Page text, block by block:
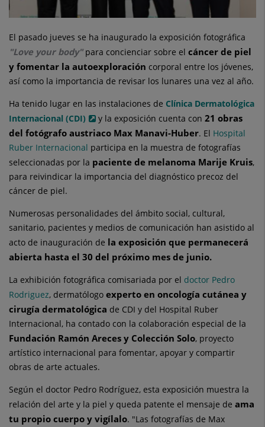
El pasado jueves se ha inaugurado la exposición fotográfica
"Love your body"para concienciar sobre el cáncer de piel
y fomentar la autoexploración corporal entre los jóvenes,
así como la importancia de revisar los lunares una vez al año.
Ha tenido lugar en las instalaciones de Clínica Dermatológica
Internacional (CDI)
y la exposición cuenta con 21 obras
del fotógrafo austriaco Max Manavi-Huber. El Hospital
Ruber Internacional participa en la muestra de fotografías
seleccionadas por la paciente de melanoma Marije Kruis,
para reivindicar la importancia del diagnóstico precoz del
cáncer de piel.
Numerosas personalidades del ámbito social, cultural,
sanitario, pacientes y medios de comunicación han asistido al
acto de inauguración de la exposición que permanecerá
abierta hasta el 30 del próximo mes de junio.
La exhibición fotográfica comisariada por el doctor Pedro
Rodriguez, dermatólogo experto en oncología cutánea y
cirugía dermatológica de CDI y del Hospital Ruber
Internacional, ha contado con la colaboración especial de la
Fundación Ramón Areces y Colección Solo, proyecto
artístico internacional para fomentar, apoyar y compartir
obras de arte actuales.
Según el doctor Pedro Rodríguez, esta exposición muestra la
relación del arte y la piel y queda patente el mensaje de ama
tu propio cuerpo y vigílalo. "Las fotografías de Max